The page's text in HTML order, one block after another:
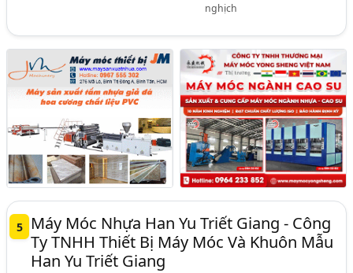
nghịch
5
Máy Móc Nhựa Han Yu Triết Giang - Công
Ty TNHH Thiết Bị Máy Móc Và Khuôn Mẫu
Han Yu Triết Giang